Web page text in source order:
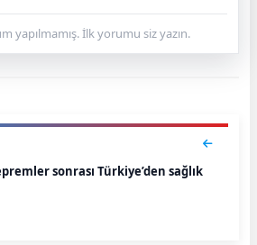
yapılmamış. İlk yorumu siz yazın.
sonrası Türkiye’den sağlık